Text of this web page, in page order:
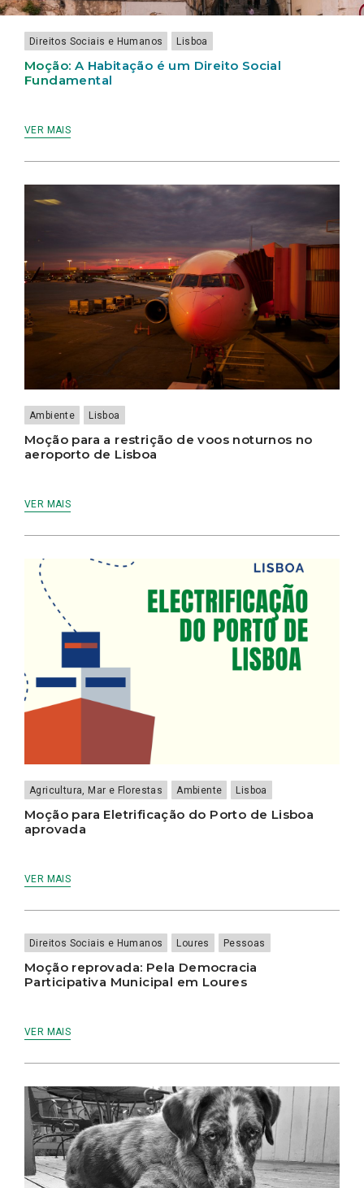
Direitos Sociais e Humanos Lisboa
Moção: A Habitação é um Direito Social
Fundamental
VER MAIS
Ambiente Lisboa
Moção para a restrição de voos noturnos no
aeroporto de Lisboa
VER MAIS
Agricultura, Mar e Florestas Ambiente Lisboa
Moção para Eletrificação do Porto de Lisboa
aprovada
VER MAIS
Direitos Sociais e Humanos Loures Pessoas
Moção reprovada: Pela Democracia
Participativa Municipal em Loures
VER MAIS
DEFESA
ENSINO
E/OU
CRIAÇÃO
DE
PARCERIAS
QUE
ASSEGUREM
DOS
OU
MANIFESTA
VULNERABILIDADE
EM
DE
DE
CIGARRO